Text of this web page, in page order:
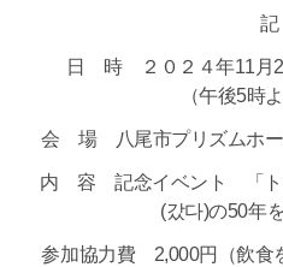
記
日 時 ２０２４年11月
（午後5時
会 場 八尾市プリズムホー
内 容 記念イベント 「ト
(갔다)の50年
参加協力費 2,000円（飲食